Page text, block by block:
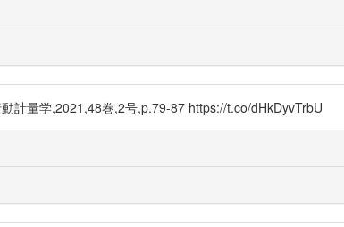
計量学,2021,48巻,2号,p.79-87 https://t.co/dHkDyvTrbU